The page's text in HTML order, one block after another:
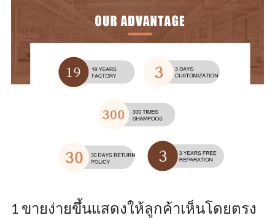
1 ขายง่ายขึ้นแสดงให้ลูกค้าเห็นโดยตรง